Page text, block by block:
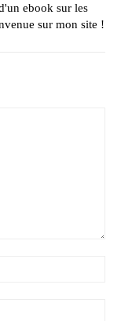
ebook sur les
sur mon site !